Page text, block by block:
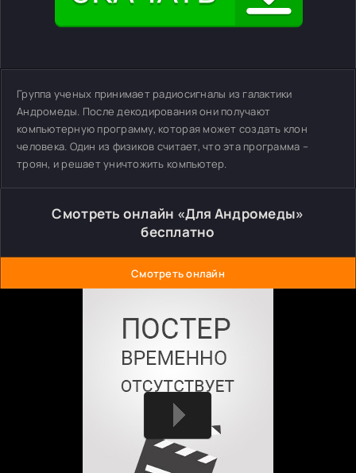
Группа ученых принимает радиосигналы из галактики
Андромеды. После декодирования они получают
компьютерную программу, которая может создать клон
человека. Один из физиков считает, что эта программа –
троян, и решает уничтожить компьютер.
Смотреть онлайн «Для Андромеды»
бесплатно
Смотреть онлайн